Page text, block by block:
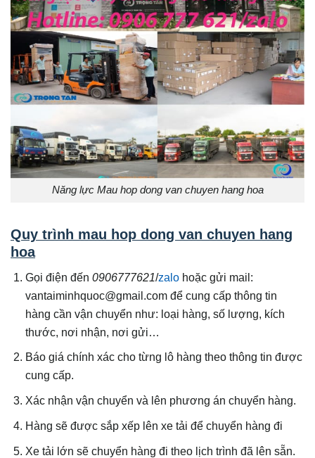
Năng lực Mau hop dong van chuyen hang hoa
Quy trình mau hop dong van chuyen hang
hoa
Gọi điện đến0906777621/zalo hoặc gửi mail:
vantaiminhquoc@gmail.com để cung cấp thông tin
hàng cần vận chuyển như: loại hàng, số lượng, kích
thước, nơi nhận, nơi gửi…
Báo giá chính xác cho từng lô hàng theo thông tin được
cung cấp.
Xác nhận vận chuyển và lên phương án chuyển hàng.
Hàng sẽ được sắp xếp lên xe tải để chuyển hàng đi
Xe tải lớn sẽ chuyển hàng đi theo lịch trình đã lên sẵn.